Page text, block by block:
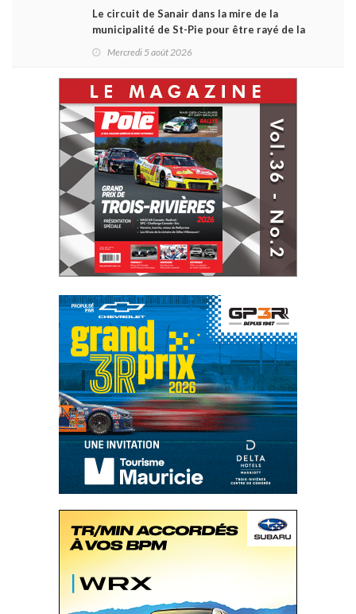
Le circuit de Sanair dans la mire de la
municipalité de St-Pie pour être rayé de la
Mercredi 5 août 2026